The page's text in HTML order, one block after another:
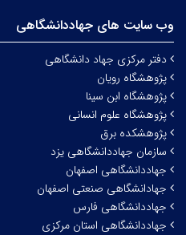
وب سایت های جهاددانشگاهی
دفتر مرکزی جهاد دانشگاهی
پژوهشگاه رویان
پژوهشگاه ابن سینا
پژوهشگاه علوم انسانی
پژوهشکده برق
سازمان جهاددانشگاهی یزد
جهاددانشگاهی اصفهان
جهادانشگاهی صنعتی اصفهان
جهاددانشگاهی فارس
جهاددانشگاهی استان مرکزی